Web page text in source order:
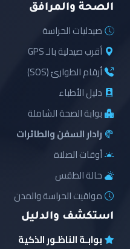
الصحة والمرافق
صيدليات الحراسة
أقرب صيدلية بالـ GPS
أرقام الطوارئ (SOS)
دليل الأطباء
بوابة الصحة الشاملة
رادار السفن والطائرات
أوقات الصلاة
حالة الطقس
مواقيت الحراسة والمدن
استكشف والدليل
بوابـة الناظـور الذكية